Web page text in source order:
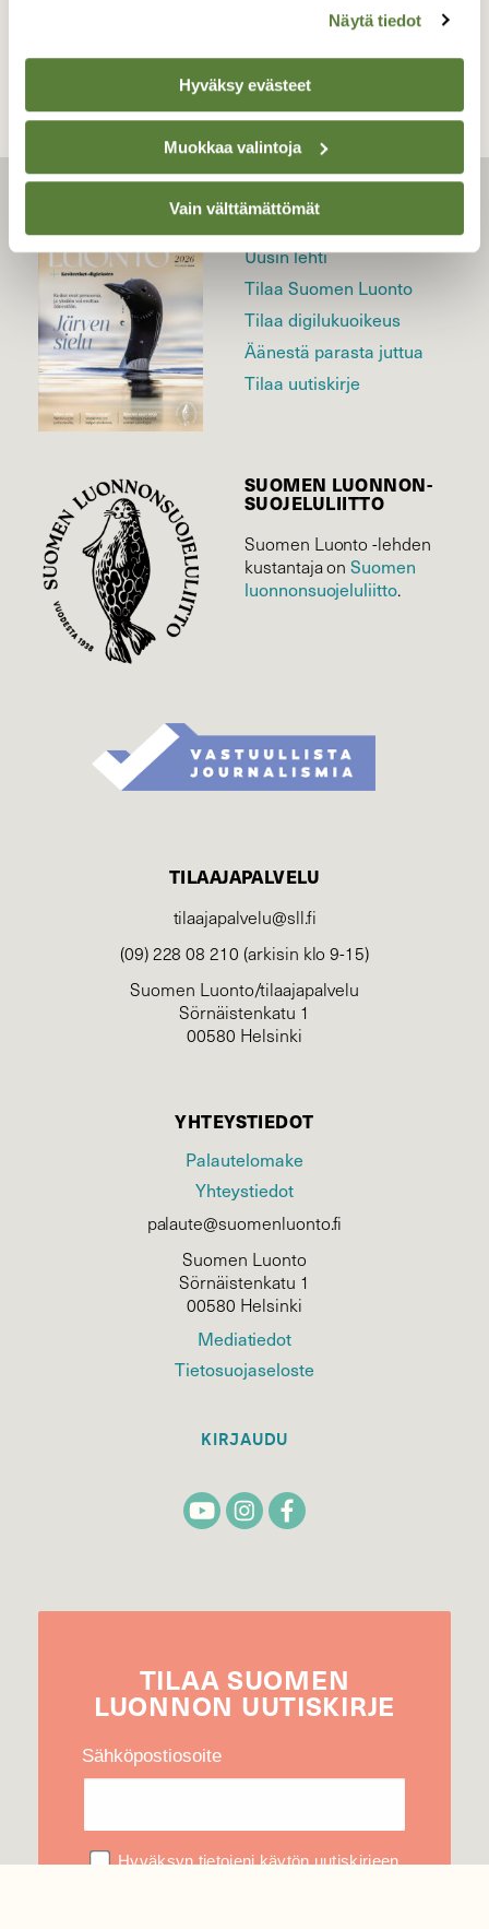
Näytä tiedot
Hyväksy evästeet
Muokkaa valintoja
Vain välttämättömät
TAKAISIN LISTAAN
LEHTI
Uusin lehti
Tilaa Suomen Luonto
Tilaa digilukuoikeus
Äänestä parasta juttua
Tilaa uutiskirje
SUOMEN LUONNON­
SUOJELU­LIITTO
Suomen Luonto -lehden
kustantaja onSuomen
luonnonsuojelu­liitto.
TILAAJAPALVELU
tilaajapalvelu@sll.fi
(09) 228 08 210 (arkisin klo 9-15)
Suomen Luonto/tilaajapalvelu
Sörnäistenkatu 1
00580 Helsinki
YHTEYSTIEDOT
Palautelomake
Yhteystiedot
palaute@suomenluonto.fi
Suomen Luonto
Sörnäistenkatu 1
00580 Helsinki
Mediatiedot
Tietosuojaseloste
KIRJAUDU
TILAA SUOMEN
LUONNON UUTIS­KIRJE
Sähköpostiosoite
Hyväksyn tietojeni käytön uutiskirjeen